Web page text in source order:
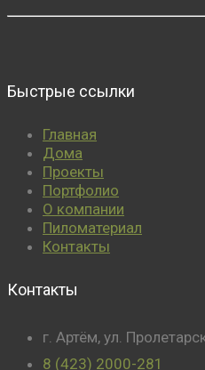
Быстрые ссылки
Главная
Дома
Проекты
Портфолио
О компании
Пиломатериал
Контакты
Контакты
г. Артём, ул.
8 (423) 2000-281